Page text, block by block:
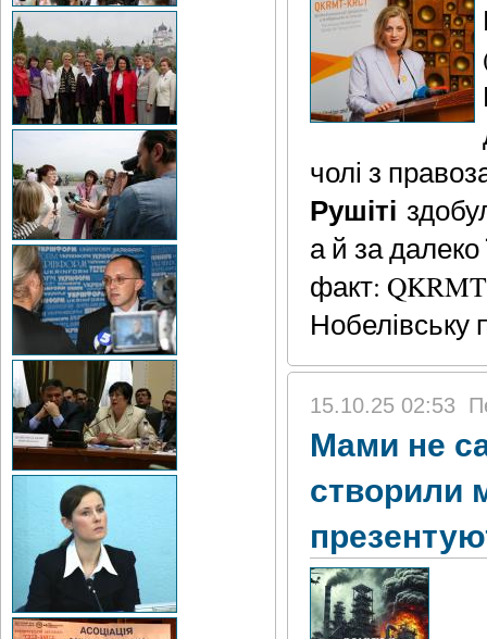
чолі з
Рушіті
а й за
факт:
Нобелівську
15.10.25 02:53
Мами не
створили